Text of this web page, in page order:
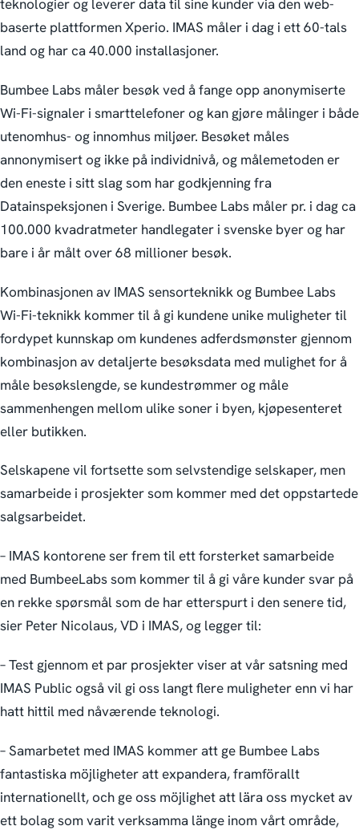
teknologier og leverer data til sine kunder via den web-
baserte plattformen Xperio. IMAS måler i dag i ett 60-tals
land og har ca 40.000 installasjoner.
Bumbee Labs måler besøk ved å fange opp anonymiserte
Wi-Fi-signaler i smarttelefoner og kan gjøre målinger i både
utenomhus- og innomhus miljøer. Besøket måles
annonymisert og ikke på individnivå, og målemetoden er
den eneste i sitt slag som har godkjenning fra
Datainspeksjonen i Sverige. Bumbee Labs måler pr. i dag ca
100.000 kvadratmeter handlegater i svenske byer og har
bare i år målt over 68 millioner besøk.
Kombinasjonen av IMAS sensorteknikk og Bumbee Labs
Wi-Fi-teknikk kommer til å gi kundene unike muligheter til
fordypet kunnskap om kundenes adferdsmønster gjennom
kombinasjon av detaljerte besøksdata med mulighet for å
måle besøkslengde, se kundestrømmer og måle
sammenhengen mellom ulike soner i byen, kjøpesenteret
eller butikken.
Selskapene vil fortsette som selvstendige selskaper, men
samarbeide i prosjekter som kommer med det oppstartede
salgsarbeidet.
– IMAS kontorene ser frem til ett forsterket samarbeide
med BumbeeLabs som kommer til å gi våre kunder svar på
en rekke spørsmål som de har etterspurt i den senere tid,
sier Peter Nicolaus, VD i IMAS, og legger til:
– Test gjennom et par prosjekter viser at vår satsning med
IMAS Public også vil gi oss langt flere muligheter enn vi har
hatt hittil med nåværende teknologi.
– Samarbetet med IMAS kommer att ge Bumbee Labs
fantastiska möjligheter att expandera, framförallt
internationellt, och ge oss möjlighet att lära oss mycket av
ett bolag som varit verksamma länge inom vårt område,